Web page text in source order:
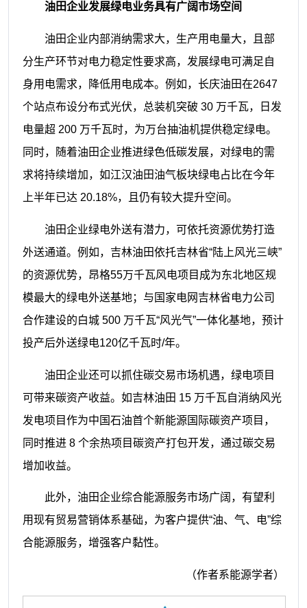
油田企业发展绿电业务具有广阔市场空间
油田企业内部消纳需求大，生产用电量大，且部
分生产环节对电力稳定性要求高，发展绿电可满足自
身用电需求，降低用电成本。例如，长庆油田在2647
个站点布设分布式光伏，总装机突破 30 万千瓦，
日发
电量超 200 万千瓦时，为万台抽油机提供稳定绿电。
同时，随着油田企业推进绿色低碳发展，对绿电的需
求将持续增加，如江汉油田油气板块绿电占比在今年
上半年已达 20.18%，且仍有较大提升空间。
油田企业绿电外送有潜力，可依托资源优势打造
外送通道。例如，吉林油田依托吉林省“陆上风光三峡”
的资源优势，昂格55万千瓦风电项目成为东北地区规
模最大的绿电外送基地；与国家电网吉林省电力公司
合作建设的白城 500 万千瓦“风光气”一体化基地，预计
投产后外送绿电120亿千瓦时/年。
油田企业还可以抓住碳交易市场机遇，绿电项目
可带来碳资产收益。如吉林油田 15 万千瓦自消纳风光
发电项目作为中国石油首个新能源国际碳资产项目，
同 时推进 8 个余热项目碳资产打包开发，通过碳交易
增加收益。
此外，油田企业综合能源服务市场广阔，有望利
用现有贸易营销体系基础，为客户提供“油、气、电”综
合能源服务，增强客户黏性。
（作者系能源学者）